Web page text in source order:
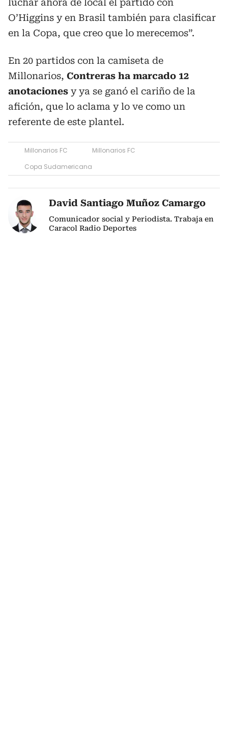
luchar ahora de local el partido con
O’Higgins y en Brasil también para clasificar
en la Copa, que creo que lo merecemos”.
En 20 partidos con la camiseta de
Millonarios, Contreras ha marcado 12
anotaciones y ya se ganó el cariño de la
afición, que lo aclama y lo ve como un
referente de este plantel.
Millonarios FC
Millonarios FC
Copa Sudamericana
David Santiago Muñoz Camargo
Comunicador social y Periodista. Trabaja en
Caracol Radio Deportes